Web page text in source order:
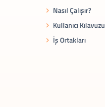
Nasıl Çalışır?
Kullanıcı Kılavuzu
İş Ortakları